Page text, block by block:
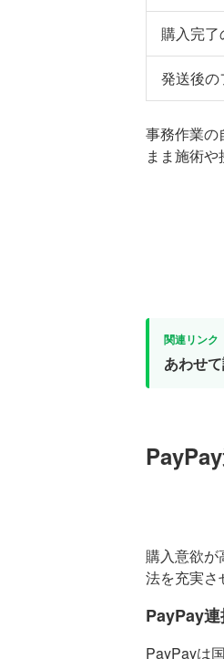
購入完了
発送後の
事務作業の
まま施術や
あわせ
購入意欲が
法を充実さ
PayPay
PayPayは